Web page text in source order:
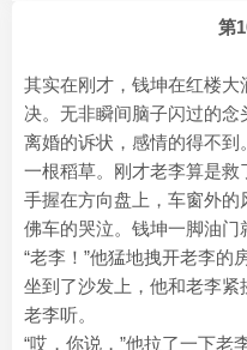
第
其实在刚才，钱坤在红楼
决。无非瞬间脑子闪过的
离婚的诉状，感情的得不
一根稻草。刚才老李算是救
手握在方向盘上，车窗外
佛车的哭泣。钱坤一脚油门
“老李！”他猛地拽开老李的
坐到了沙发上，他和老李紧
老李听。
“哎，你说，”他拉了一下老